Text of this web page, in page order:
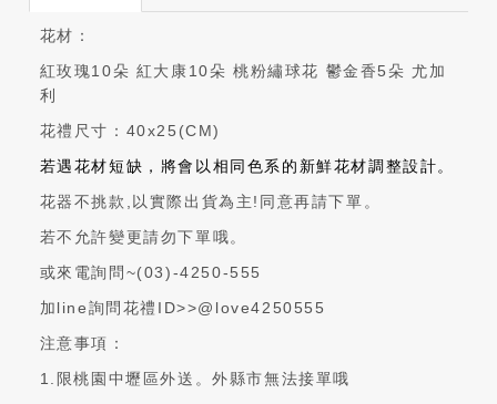
花材：
紅玫瑰10朵 紅大康10朵 桃粉繡球花 鬱金香5朵 尤加
利
花禮尺寸：40x25(CM)
若遇花材短缺，將會以相同色系的新鮮花材調整設計。
花器不挑款,以實際出貨為主!同意再請下單。
若不允許變更請勿下單哦。
或來電詢問~(03)-4250-555
加line詢問花禮ID>>@love4250555
注意事項：
1.限桃園中壢區外送。外縣市無法接單哦